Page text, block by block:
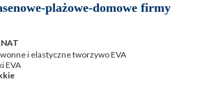
plażowe-domowe firmy
i elastyczne tworzywo EVA
EVA